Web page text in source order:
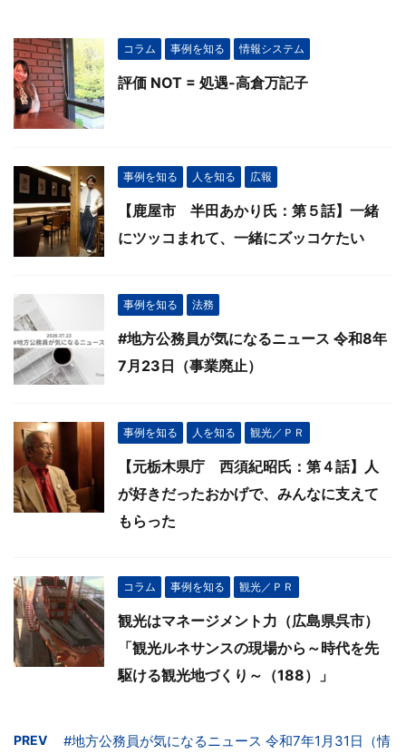
コラム 事例を知る 情報システム
評価 NOT = 処遇-高倉万記子
事例を知る 人を知る 広報
【鹿屋市 半田あかり氏：第５話】一緒
にツッコまれて、一緒にズッコケたい
事例を知る 法務
#地方公務員が気になるニュース 令和8年
7月23日（事業廃止）
事例を知る 人を知る 観光／ＰＲ
【元栃木県庁 西須紀昭氏：第４話】人
が好きだったおかげで、みんなに支えて
もらった
コラム 事例を知る 観光／ＰＲ
観光はマネージメント力（広島県呉市）
「観光ルネサンスの現場から～時代を先
駆ける観光地づくり～（188）」
PREV
#地方公務員が気になるニュース 令和7年1月31日（情